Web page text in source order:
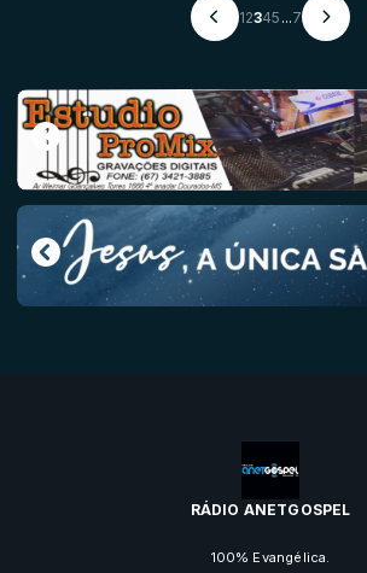
12345 ...7
RÁDIO ANETGOSPEL
100% Evangélica.